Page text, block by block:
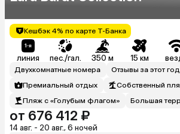
Кешбэк 4% по карте Т-Банка
линия пес./гал. 350 м 15 км
Двухкомнатные номера
Отзывы за этот год
Премиальный отдых
Собственный
Пляж с «Голубым флагом»
Большая
от 676 412 ₽
14 авг. - 20 авг., 6 ночей